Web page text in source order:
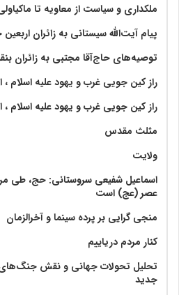
ملکداری و سیاست از معاویه تا
پیام آیت‌الله سیستانی به زائران
توصیه‌های حاج‌آقا مجتبی به زائران
راز کین جویی غرب و یهود علیه اسلام
راز کین جویی غرب و یهود علیه اسلام
مثلث مقدس
ولايت‏
اسماعیل شفیعی سروستانی: حج، طی
عصر (عج) است
منجی گرایی بر پرده سینما و آخرالزمان
کنار مردم دریاییم
تحلیل تحولات جهانی و نقش جنگ‌های
جدید